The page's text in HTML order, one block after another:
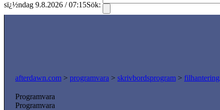
sï¿½ndag 9.8.2026 / 07:15Sök:
afterdawn.com > programvara > skrivbordsprogram >
Programvara
Programvara